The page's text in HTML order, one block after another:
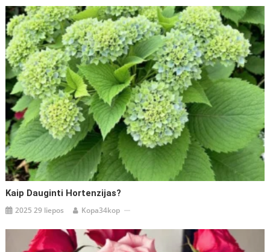
Kaip Dauginti Hortenzijas?
2025 29 liepos Kopa34kop